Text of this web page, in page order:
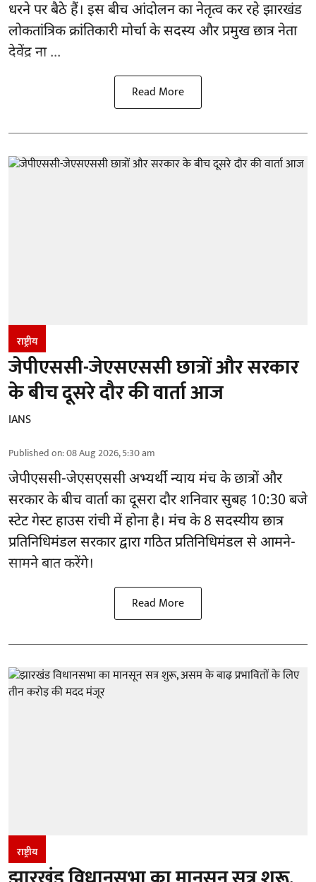
धरने पर बैठे हैं। इस बीच आंदोलन का नेतृत्व कर रहे झारखंड
लोकतांत्रिक क्रांतिकारी मोर्चा के सदस्य और प्रमुख छात्र नेता
देवेंद्र ना ...
Read More
राष्ट्रीय
जेपीएससी-जेएसएससी छात्रों और सरकार
के बीच दूसरे दौर की वार्ता आज
IANS
Published on:08 Aug 2026, 5:30 am
जेपीएससी-जेएसएससी अभ्यर्थीन्याय मंच के छात्रों और
सरकार के बीच वार्ता का दूसरा दौर शनिवार सुबह 10:30 बजे
स्टेट गेस्ट हाउस रांची में होना है। मंच के 8 सदस्यीय छात्र
प्रतिनिधिमंडल सरकार द्वारा गठित प्रतिनिधिमंडल से आमने-
सामने बात करेंगे।
Read More
राष्ट्रीय